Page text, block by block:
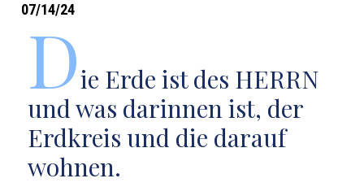
07/14/24
Die Erde ist des HERRN
und was darinnen ist, der
Erdkreis und die darauf
wohnen.